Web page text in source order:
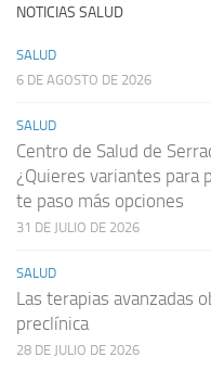
NOTICIAS SALUD
SALUD
6 DE AGOSTO DE 2026
SALUD
Centro de Salud de
¿Quieres variantes para
te paso más opciones
31 DE JULIO DE 2026
SALUD
Las terapias avanzadas
preclínica
28 DE JULIO DE 2026